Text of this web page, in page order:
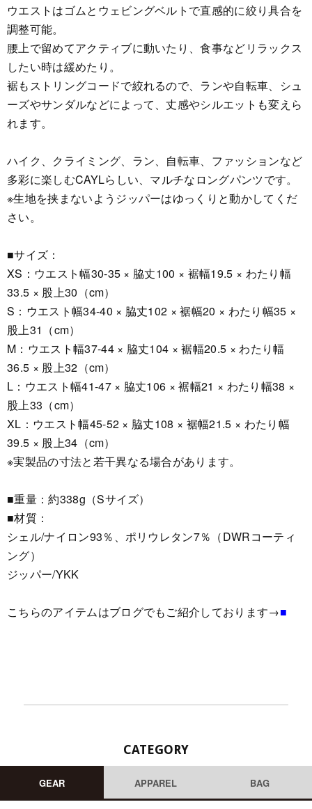
ウエストはゴムとウェビングベルトで直感的に絞り具合を
調整可能。
腰上で留めてアクティブに動いたり、食事などリラックス
したい時は緩めたり。
裾もストリングコードで絞れるので、ランや自転車、シュ
ーズやサンダルなどによって、丈感やシルエットも変えら
れます。
ハイク、クライミング、ラン、自転車、ファッションなど
多彩に楽しむCAYLらしい、マルチなロングパンツです。
※生地を挟まないようジッパーはゆっくりと動かしてくだ
さい。
■サイズ：
XS：ウエスト幅30-35 × 脇丈100 × 裾幅19.5 × わたり幅
33.5 × 股上30（cm）
S：ウエスト幅34-40 × 脇丈102 × 裾幅20 × わたり幅35 ×
股上31（cm）
M：ウエスト幅37-44 × 脇丈104 × 裾幅20.5 × わたり幅
36.5 × 股上32（cm）
L：ウエスト幅41-47 × 脇丈106 × 裾幅21 × わたり幅38 ×
股上33（cm）
XL：ウエスト幅45-52 × 脇丈108 × 裾幅21.5 × わたり幅
39.5 × 股上34（cm）
※実製品の寸法と若干異なる場合があります。
■重量：約338g（Sサイズ）
■材質：
シェル/ナイロン93％、ポリウレタン7％（DWRコーティ
ング）
ジッパー/YKK
こちらのアイテムはブログでもご紹介しております→■
CATEGORY
GEAR APPAREL BAG